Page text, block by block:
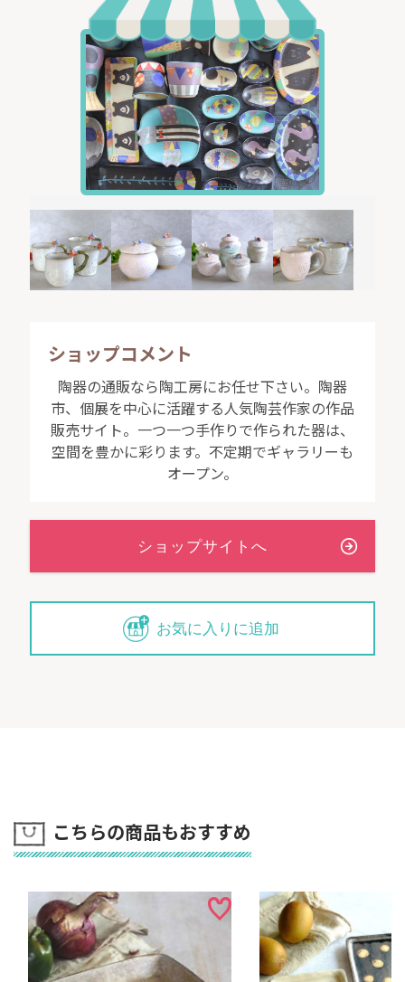
ショップコメント
陶器の通販なら陶工房にお任せ下さい。陶器
市、個展を中心に活躍する人気陶芸作家の作品
販売サイト。一つ一つ手作りで作られた器は、
空間を豊かに彩ります。不定期でギャラリーも
オープン。
お気に入りに追加
こちらの商品もおすすめ